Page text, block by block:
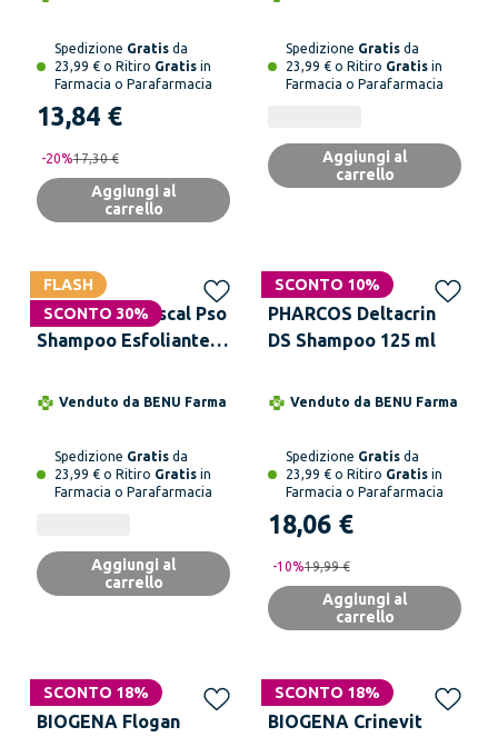
Spedizione Gratis da
23,99 € o Ritiro Gratis in
Farmacia o Parafarmacia
13,84 €
-20%17,30 €
Aggiungi al
carrello
Spedizione Gratis da
23,99 € o Ritiro Gratis in
Farmacia o Parafarmacia
Aggiungi al
carrello
FLASH
SCONTO 30%
SIFARMA Rivescal Pso
Shampoo Esfoliante e
Venduto da BENU Farma
Spedizione Gratis da
23,99 € o Ritiro Gratis in
Farmacia o Parafarmacia
Aggiungi al
carrello
SCONTO 10%
PHARCOS Deltacrin
DS Shampoo 125 ml
Venduto da BENU Farma
Spedizione Gratis da
23,99 € o Ritiro Gratis in
Farmacia o Parafarmacia
18,06 €
-10%19,99 €
Aggiungi al
carrello
SCONTO 18%
BIOGENA Flogan
SCONTO 18%
BIOGENA Crinevit